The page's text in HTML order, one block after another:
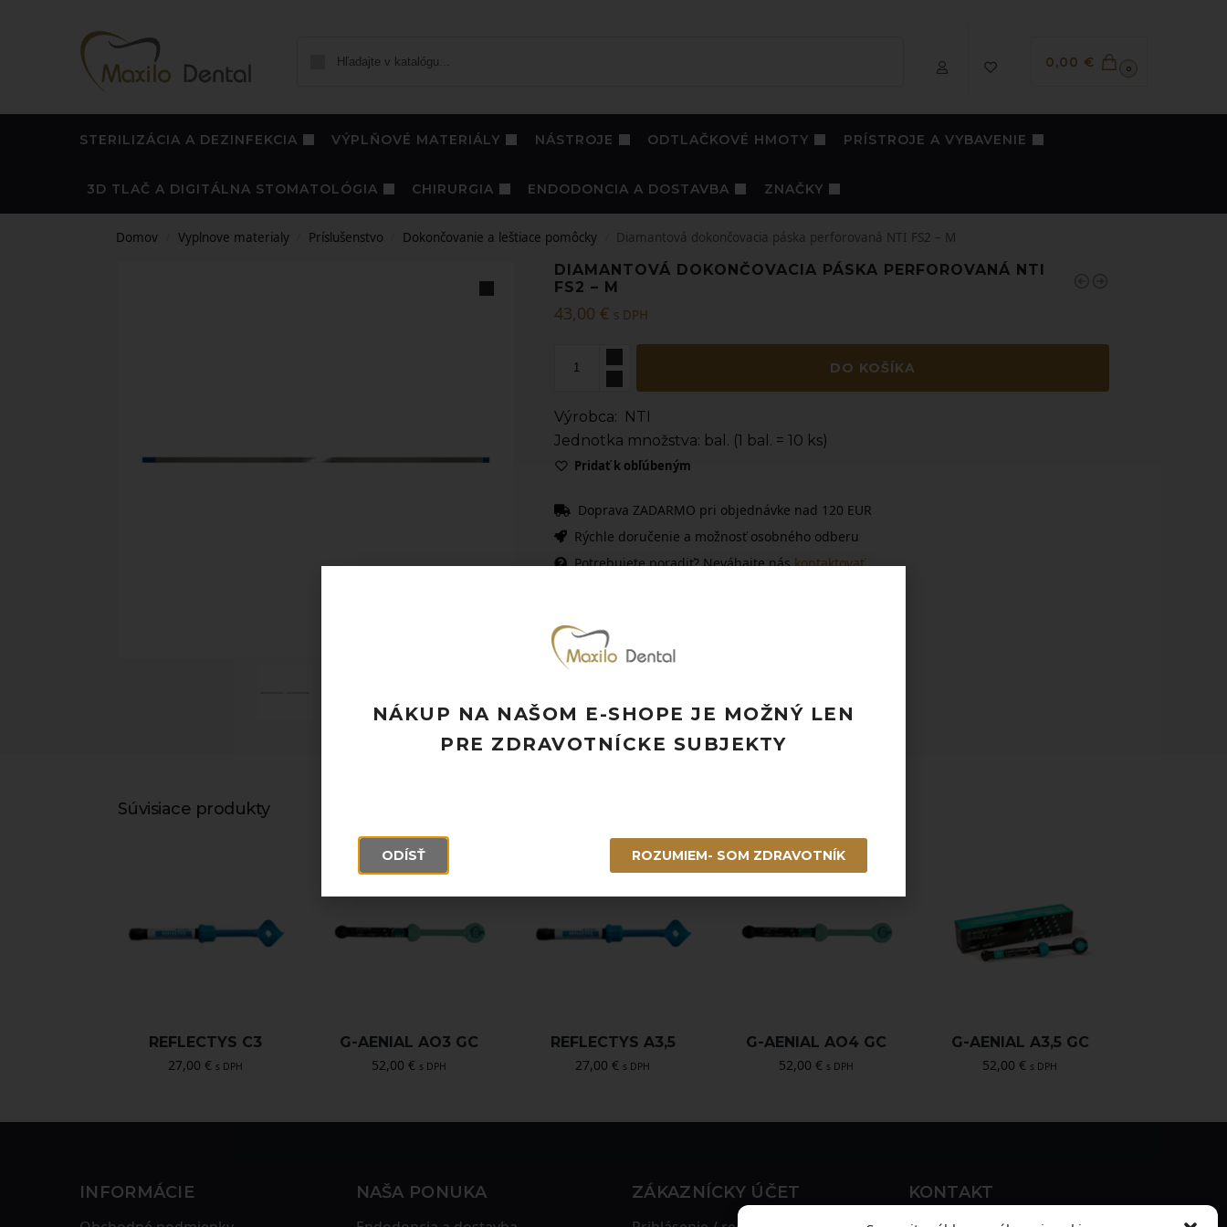
0,00 € 0
STERILIZÁCIA A DEZINFEKCIA VÝPLŇOVÉ MATERIÁLY NÁSTROJE ODTLAČKOVÉ HMOTY PRÍSTROJE A VYBAVENIE
3D TLAČ A DIGITÁLNA STOMATOLÓGIA CHIRURGIA ENDODONCIA A DOSTAVBA ZNAČKY
Domov Vyplnove materialy Príslušenstvo Dokončovanie a leštiace pomôcky Diamantová dokončovacia páska perforovaná NTI FS2 – M
DIAMANTOVÁ DOKONČOVACIA PÁSKA PERFOROVANÁ NTI
FS2 – M
43,00 € s DPH
DO KOŠÍKA
Výrobca: NTI
Jednotka množstva: bal. (1 bal. = 10 ks)
Pridať k obľúbeným
Doprava ZADARMO pri objednávke nad 120 EUR
Rýchle doručenie a možnosť osobného odberu
Potrebujete poradiť? Neváhajte náskontaktovať.
Súvisiace produkty
REFLECTYS C3
27,00€ s DPH
G-AENIAL AO3 GC
52,00€ s DPH
REFLECTYS A3,5
27,00€ s DPH
G-AENIAL AO4 GC
52,00€ s DPH
G-AENIAL A3,5 GC
52,00€ s DPH
INFORMÁCIE
NAŠA PONUKA
ZÁKAZNÍCKY ÚČET
KONTAKT
NÁKUP NA NAŠOM E-SHOPE JE MOŽNÝ LEN
PRE ZDRAVOTNÍCKE SUBJEKTY
ODÍSŤ ROZUMIEM- SOM ZDRAVOTNÍK